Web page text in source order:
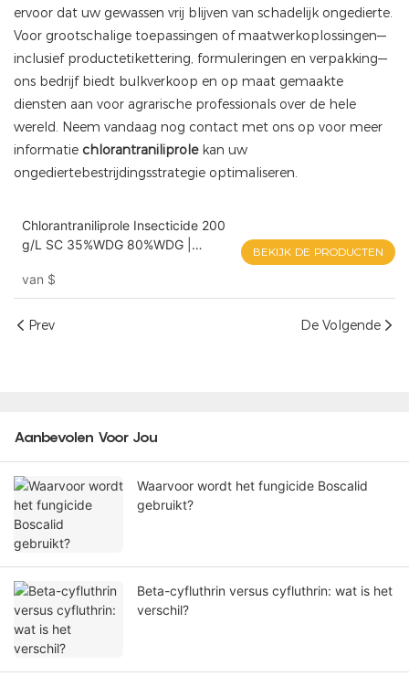
ervoor dat uw gewassen vrij blijven van schadelijk ongedierte.
Voor grootschalige toepassingen of maatwerkoplossingen—
inclusief productetikettering, formuleringen en verpakking—
ons bedrijf biedt bulkverkoop en op maat gemaakte
diensten aan voor agrarische professionals over de hele
wereld. Neem vandaag nog contact met ons op voor meer
informatie chlorantraniliprole kan uw
ongediertebestrijdingsstrategie optimaliseren.
Chlorantraniliprole Insecticide 200
g/L SC 35%WDG 80%WDG |
van $
BEKIJK DE PRODUCTEN
Prev De Volgende
Aanbevolen Voor Jou
Waarvoor wordt het fungicide Boscalid
gebruikt?
Beta-cyfluthrin versus cyfluthrin: wat is het
verschil?